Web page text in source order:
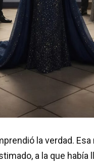
la verdad. Esa
a la que había